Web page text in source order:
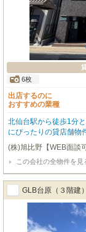
6枚
出店するのに
おすすめの業種
北仙台駅から徒歩1分
にぴったりの貸店舗物
していない綺麗な状態
9.63m²の空間は、1フ
ター完備で、お客様も
飲食全般（重飲食も可
の理想とするお店を自
行、スーパー「西友」
しています。新しい
実現しませんか？ぜひ
(株)旭比野【WEB面談可
この会社の全物件を見
GLB台原（３階建